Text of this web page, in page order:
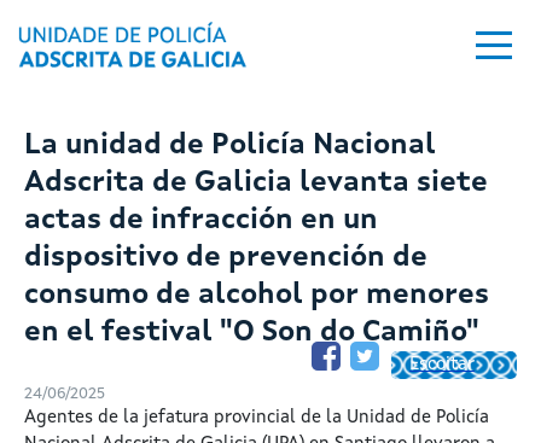
La unidad de Policía Nacional
Adscrita de Galicia levanta siete
actas de infracción en un
dispositivo de prevención de
consumo de alcohol por menores
en el festival "O Son do Camiño"
Escoitar
24/06/2025
Agentes de la jefatura provincial de la Unidad de Policía